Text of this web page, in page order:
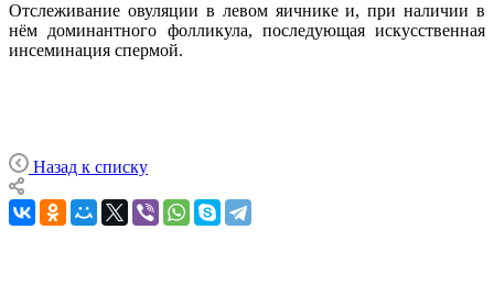
Отслеживание овуляции в левом яичнике и, при наличии в
нём доминантного фолликула, последующая искусственная
инсеминация спермой.
Назад к списку